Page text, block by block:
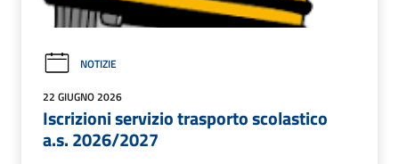
NOTIZIE
22 GIUGNO 2026
Iscrizioni servizio trasporto scolastico
a.s. 2026/2027